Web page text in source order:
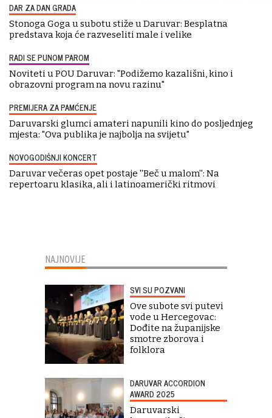
DAR ZA DAN GRADA
Stonoga Goga u subotu stiže u Daruvar: Besplatna
predstava koja će razveseliti male i velike
RADI SE PUNOM PAROM
Noviteti u POU Daruvar: "Podižemo kazališni, kino i
obrazovni program na novu razinu"
PREMIJERA ZA PAMĆENJE
Daruvarski glumci amateri napunili kino do posljednjeg
mjesta: "Ova publika je najbolja na svijetu"
NOVOGODIŠNJI KONCERT
Daruvar večeras opet postaje ''Beč u malom'': Na
repertoaru klasika, ali i latinoamerički ritmovi
NAJNOVIJE
SVI SU POZVANI
Ove subote svi putevi
vode u Hercegovac:
Dođite na županijske
smotre zborova i
folklora
DARUVAR ACCORDION
AWARD 2025
Daruvarski